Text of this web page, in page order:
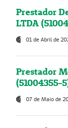
Prestador
LTDA
01 de Abril de
Prestador
(51004355-
07 de Maio de